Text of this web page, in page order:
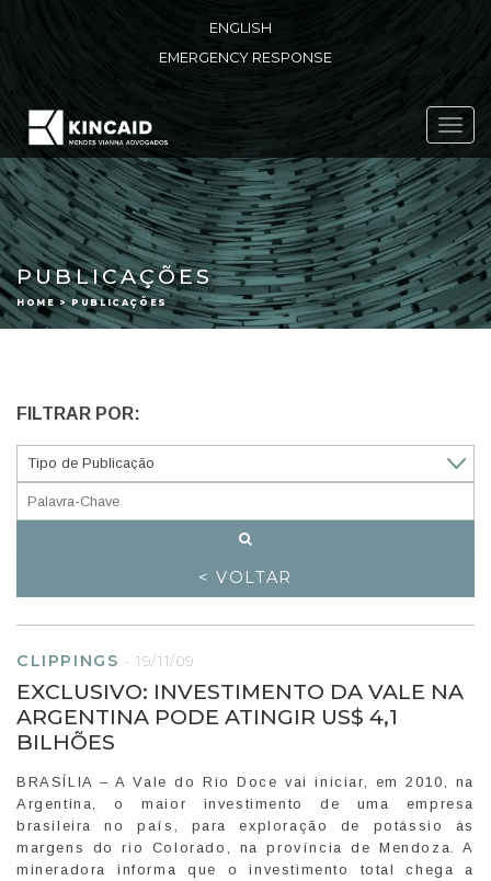
ENGLISH
EMERGENCY RESPONSE
PUBLICAÇÕES
HOME > PUBLICAÇÕES
FILTRAR POR:
< VOLTAR
CLIPPINGS -19/11/09
EXCLUSIVO: INVESTIMENTO DA VALE NA
ARGENTINA PODE ATINGIR US$ 4,1
BILHÕES
BRASÍLIA – A Vale do Rio Doce vai iniciar, em 2010, na
Argentina, o maior investimento de uma empresa
brasileira no país, para exploração de potássio às
margens do rio Colorado, na província de Mendoza. A
mineradora informa que o investimento total chega a